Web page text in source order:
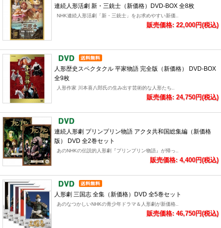
連続人形活劇 新・三銃士（新価格）DVD-BOX 全8枚
NHK連続人形活劇「新・三銃士」をお求めやすい新価..
販売価格: 22,000円(税込)
人形歴史スペクタクル 平家物語 完全版（新価格） DVD-BOX
全9枚
人形作家 川本喜八郎氏の生み出す芸術的な人形たち..
販売価格: 24,750円(税込)
連続人形劇 プリンプリン物語 アクタ共和国総集編（新価格
版） DVD 全2巻セット
あのNHKの伝説的人形劇『プリンプリン物語』が帰っ..
販売価格: 4,400円(税込)
人形劇 三国志 全集（新価格）DVD 全5巻セット
あのなつかしいNHKの青少年ドラマ＆人形劇が新価格..
販売価格: 46,750円(税込)